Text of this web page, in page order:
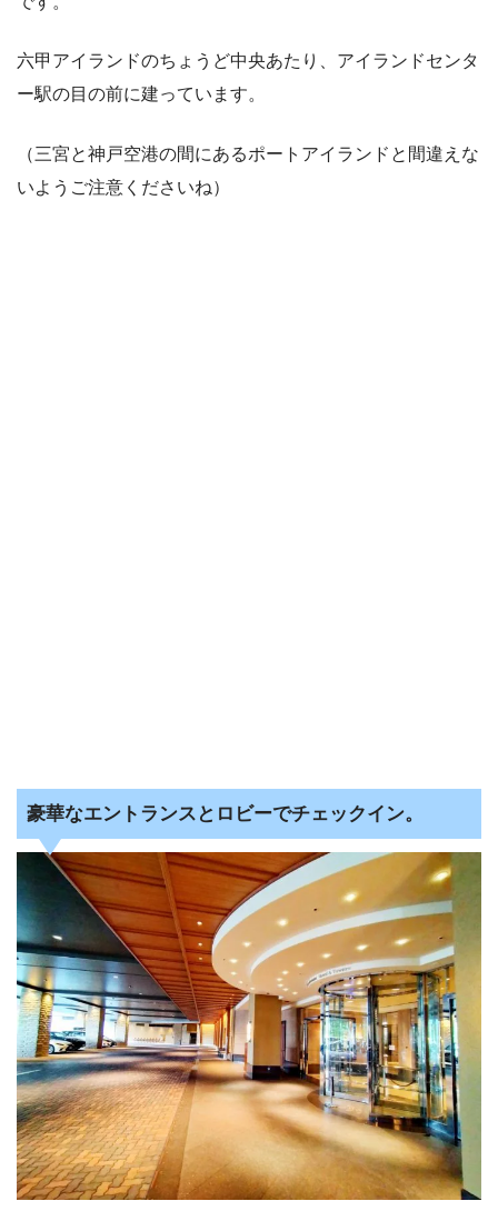
六甲アイランドのちょうど中央あたり、アイランドセンタ
ー駅の目の前に建っています。
（三宮と神戸空港の間にあるポートアイランドと間違えな
いようご注意くださいね）
豪華なエントランスとロビーでチェックイン。